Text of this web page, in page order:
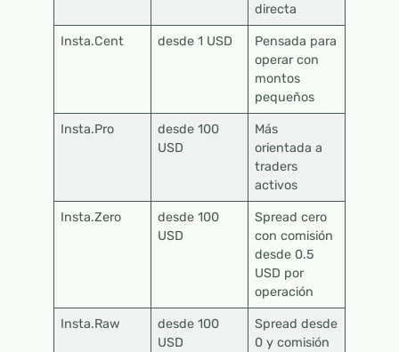
directa
Insta.Cent desde 1 USD
Pensada para
operar con
montos
pequeños
Insta.Pro
desde 100
USD
Más
orientada a
traders
activos
Insta.Zero
desde 100
USD
Spread cero
con comisión
desde 0.5
USD por
operación
Insta.Raw
desde 100
USD
Spread desde
0 y comisión